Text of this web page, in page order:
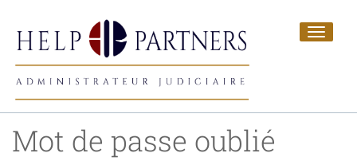
Toggle
Mot de passe oublié